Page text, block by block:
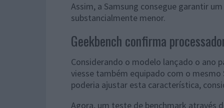
Assim, a Samsung consegue garantir
substancialmente menor.
Geekbench confirma
Considerando o modelo lançado o ano
viesse também equipado com o mesmo
poderia ajustar esta característica,
Agora, um teste de benchmark através